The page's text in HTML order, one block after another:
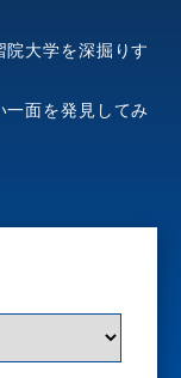
大学を深掘りす
面を発見してみ